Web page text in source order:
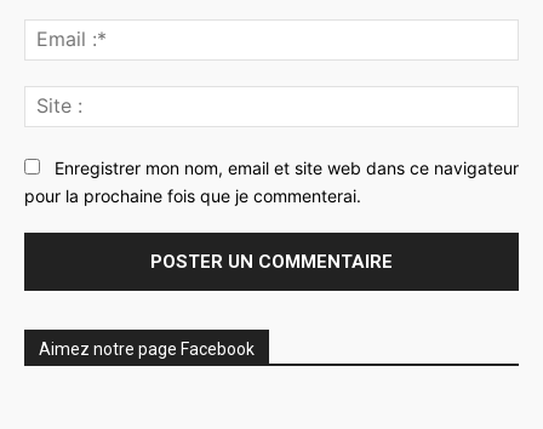
:*
:
Enregistrer mon nom, email et site web dans ce navigateur
pour la prochaine fois que je commenterai.
Aimez notre page Facebook